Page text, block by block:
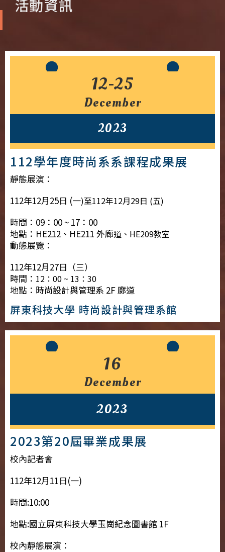
活動資訊
12-25
December
2023
112學年度時尚系系課程成果展
靜態展演：
112年12月25日 (一)至112年12月29日 (五)
時間：09：00 ~ 17：00
地點：HE212、HE211 外廊道、HE209教室
動態展覽：
112年12月27日（三）
時間： 12：00 ~ 13：30
地點：時尚設計與管理系 2F 廊道
屏東科技大學 時尚設計與管理系館
16
December
2023
2023第20屆畢業成果展
校內記者會
112年12月11日(一)
時間:10:00
地點:國立屏東科技大學玉崗紀念圖書館 1F
校內靜態展演：